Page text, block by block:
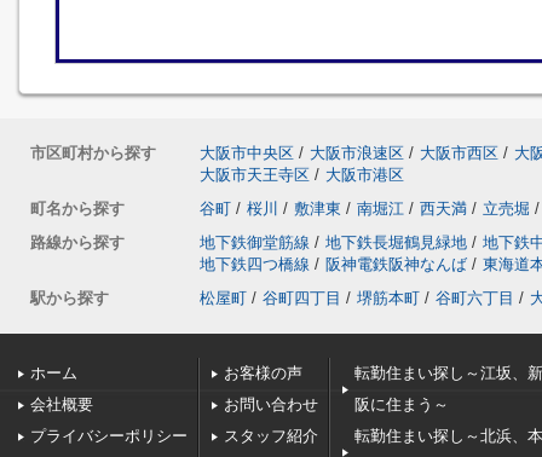
市区町村から探す 大阪市中央区 / 大阪市浪速区 / 大阪市西区 / 大
大阪市天王寺区 / 大阪市港区
町名から探す
谷町 / 桜川 / 敷津東 / 南堀江 / 西天満 / 立売堀 /
路線から探す
地下鉄御堂筋線 / 地下鉄長堀鶴見緑地 / 地下鉄
地下鉄四つ橋線 / 阪神電鉄阪神なんば / 東海道
駅から探す
松屋町 / 谷町四丁目 / 堺筋本町 / 谷町六丁目 /
ホーム
会社概要
プライバシーポリシー
お客様の声
お問い合わせ
スタッフ紹介
転勤住まい探し～江坂、
阪に住まう～
転勤住まい探し～北浜、